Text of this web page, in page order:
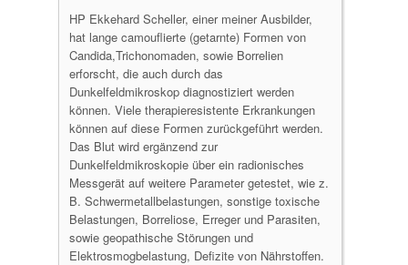
HP Ekkehard Scheller, einer meiner Ausbilder,
hat lange camouflierte (getarnte) Formen von
Candida,Trichonomaden, sowie Borrelien
erforscht, die auch durch das
Dunkelfeldmikroskop diagnostiziert werden
können. Viele therapieresistente Erkrankungen
können auf diese Formen zurückgeführt werden.
Das Blut wird ergänzend zur
Dunkelfeldmikroskopie über ein radionisches
Messgerät auf weitere Parameter getestet, wie z.
B. Schwermetallbelastungen, sonstige toxische
Belastungen, Borreliose, Erreger und Parasiten,
sowie geopathische Störungen und
Elektrosmogbelastung, Defizite von Nährstoffen.